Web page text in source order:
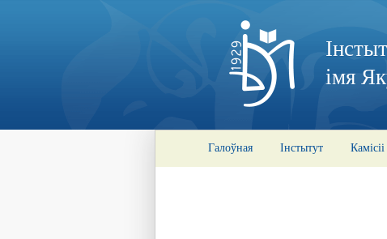
імя
Галоўная Інстытут Камісіі